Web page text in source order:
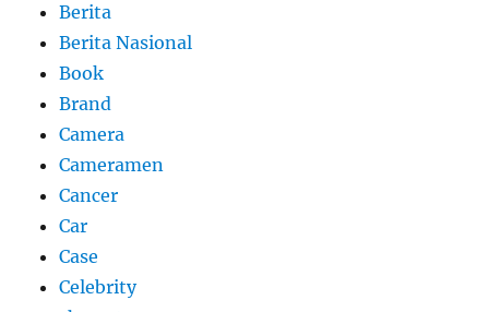
Berita
Berita Nasional
Book
Brand
Camera
Cameramen
Cancer
Car
Case
Celebrity